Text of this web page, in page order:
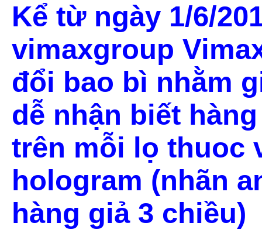
Kể từ ngày 1/6/
vimaxgroup
đổi bao bì nhằm
dễ nhận biết
trên mỗi lọ thuoc
hologram (nhãn
hàng giả 3 chiều)